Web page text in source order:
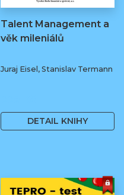
Talent Management a
věk mileniálů
Juraj Eisel, Stanislav Termann
DETAIL KNIHY